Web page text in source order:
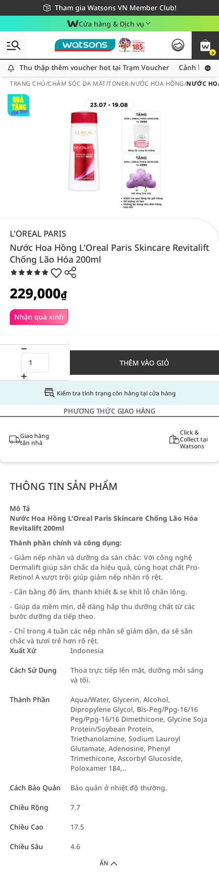
Tham gia Watsons VN Member Club!
Miễn phí giao hàng cho đơn hàng từ 249,000Đ
Giao hàng nhanh 24h - Áp dụng khu vực TP. Hồ Chí Minh
Cửa hàng & Dịch vụ
0
Thu thập thêm voucher hot tại Trạm Voucher
Thu thập thêm voucher hot tại Trạm Voucher Cảnh báo
TRANG CHỦ/CHĂM SÓC DA MẶT/TONER-NƯỚC HOA HỒNG/NƯỚC
L'OREAL PARIS
Nước Hoa Hồng L'Oreal Paris Skincare Revitalift
Chống Lão Hóa 200ml
Nhận quà xinh
229,000₫
THÊM VÀO GIỎ
Kiểm tra tình trạng còn hàng tại cửa hàng
PHƯƠNG THỨC GIAO HÀNG
Giao hàng
tận nhà
Click &
Collect tại
Watsons
THÔNG TIN SẢN PHẨM
Mô Tả
Nước Hoa Hồng L'Oreal Paris Skincare Chống Lão Hóa
Revitalift 200ml
Thành phần chính và công dụng:
- Giảm nếp nhăn và dưỡng da săn chắc: Với công nghệ
Dermalift giúp săn chắc da hiệu quả, cùng hoạt chất Pro-
Retinol A vượt trội giúp giảm nếp nhăn rõ rệt.
- Cân bằng độ ẩm, thanh khiết & se khít lỗ chân lông.
- Giúp da mềm mịn, dễ dàng hấp thu dưỡng chất từ các
bước dưỡng da tiếp theo.
- Chỉ trong 4 tuần các nếp nhăn sẽ giảm dần, da sẽ săn
chắc và tươi trẻ hơn rõ rệt.
Xuất Xứ
Indonesia
Cách Sử Dụng
Thoa trực tiếp lên mặt, dưỡng mỗi sáng
và tối.
Thành Phần
Aqua/Water, Glycerin, Alcohol,
Dipropylene Glycol, Bis-Peg/Ppg-16/16
Peg/Ppg-16/16 Dimethicone, Glycine Soja
Protein/Soybean Protein,
Triethanolamine, Sodium Lauroyl
Glutamate, Adenosine, Phenyl
Trimethicone, Ascorbyl Glucoside,
Poloxamer 184,..
Cách Bảo Quản Bảo quản ở nhiệt độ thường.
Chiều Rộng 7.7
Chiều Cao 17.5
Chiều Sâu 4.6
ẨN